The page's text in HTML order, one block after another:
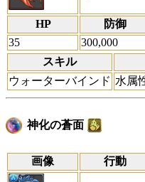
HP 防御
35
300,000
スキル
ウォーターバインド 水属
神化の蒼面
画像 行動